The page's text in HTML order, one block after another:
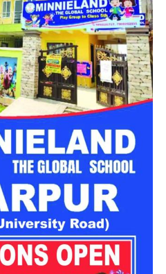
मंजूरी।
गौलापार में 30 हेक्टेयर जमीन
हल्द्वानी के लिए 122 पदों के सृजन को
गाइडलाइंस लागू होंगी।
भी सहकारी समिति का सदस्य बन
विस्तार के लिए यूपी से
सेवा नियमावली में